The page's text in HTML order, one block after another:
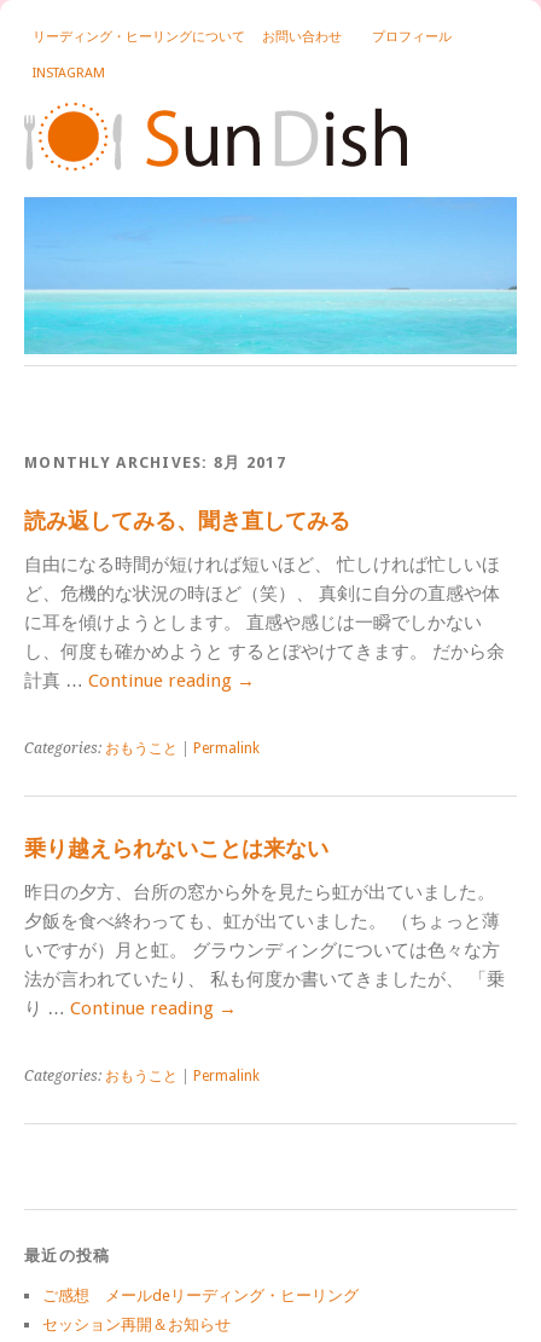
リーディング・ヒーリングについて お問い合わせ プロフィール
INSTAGRAM
MONTHLY ARCHIVES:8月 2017
読み返してみる、聞き直してみる
自由になる時間が短ければ短いほど、 忙しければ忙しいほ
ど、危機的な状況の時ほど（笑）、 真剣に自分の直感や体
に耳を傾けようとします。 直感や感じは一瞬でしかない
し、何度も確かめようと するとぼやけてきます。 だから余
計真 … Continue reading →
Categories: おもうこと Permalink
乗り越えられないことは来ない
昨日の夕方、台所の窓から外を見たら虹が出ていました。
夕飯を食べ終わっても、虹が出ていました。 （ちょっと薄
いですが）月と虹。 グラウンディングについては色々な方
法が言われていたり、 私も何度か書いてきましたが、 「乗
り … Continue reading →
Categories: おもうこと Permalink
最近の投稿
ご感想 メールdeリーディング・ヒーリング
セッション再開＆お知らせ